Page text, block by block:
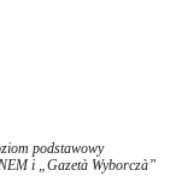
podstawowy
i „Gazetà Wyborczà”